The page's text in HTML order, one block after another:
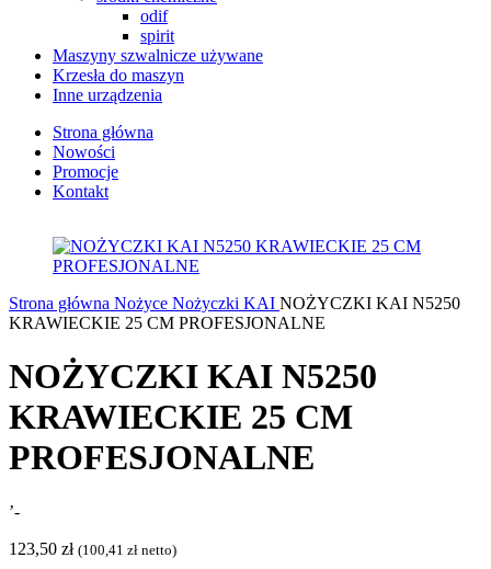
odif
spirit
Maszyny szwalnicze używane
Krzesła do maszyn
Inne urządzenia
Strona główna
Nowości
Promocje
Kontakt
Strona główna Nożyce Nożyczki KAI NOŻYCZKI KAI N5250
KRAWIECKIE 25 CM PROFESJONALNE
NOŻYCZKI KAI N5250
KRAWIECKIE 25 CM
PROFESJONALNE
’-
123,50 zł (100,41 zł netto)